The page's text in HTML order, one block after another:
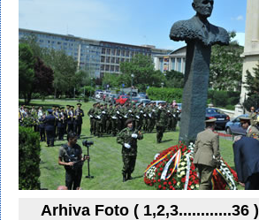
Arhiva Foto ( 1,2,3............36 )